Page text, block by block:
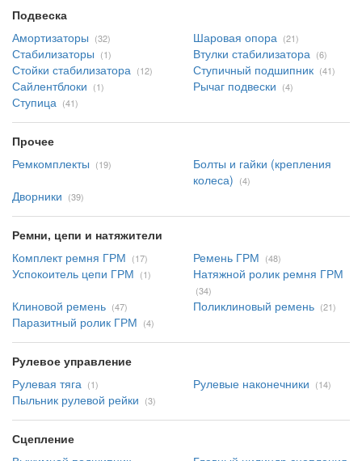
Подвеска
Амортизаторы (32) Шаровая опора (21)
Стабилизаторы (1) Втулки стабилизатора (6)
Стойки стабилизатора (12) Ступичный подшипник (41)
Сайлентблоки (1) Рычаг подвески (4)
Ступица (41)
Прочее
Ремкомплекты (19)
Болты и гайки (крепления
колеса) (4)
Дворники (39)
Ремни, цепи и натяжители
Комплект ремня ГРМ (17) Ремень ГРМ (48)
Успокоитель цепи ГРМ (1) Натяжной ролик ремня ГРМ
(34)
Клиновой ремень (47) Поликлиновый ремень (21)
Паразитный ролик ГРМ (4)
Рулевое управление
Рулевая тяга (1) Рулевые наконечники (14)
Пыльник рулевой рейки (3)
Сцепление